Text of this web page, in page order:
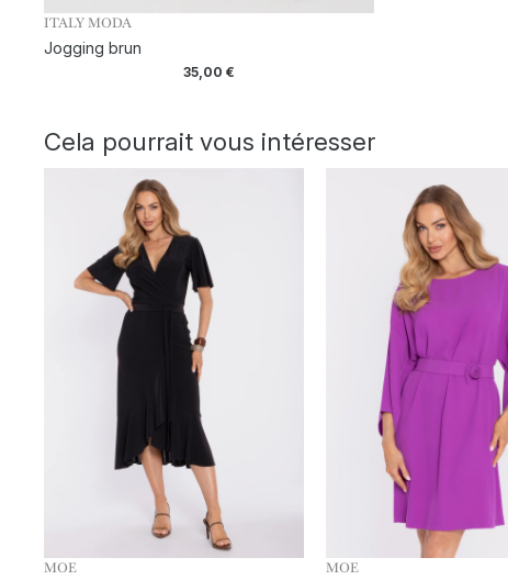
ITALY MODA
Jogging brun
35,00€
Cela pourrait vous intéresser
MOE MOE